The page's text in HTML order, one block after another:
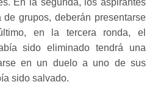
grupos, deberán presentarse
en la tercera ronda, el
sido eliminado tendrá una
en un duelo a uno de sus
sido salvado.